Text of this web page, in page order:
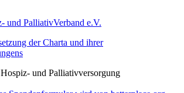
und Palliativversorgung